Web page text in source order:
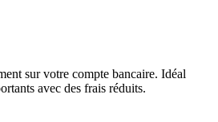
sur votre compte bancaire. Idéal
avec des frais réduits.